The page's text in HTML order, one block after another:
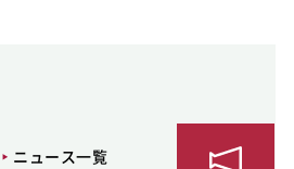
ニュース一覧